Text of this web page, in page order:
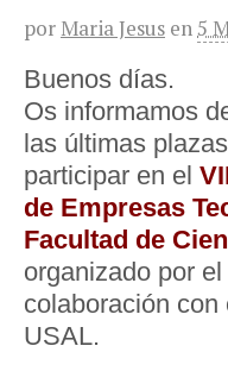
por Maria Jesus en5
Buenos días.
Os informamos
las últimas
participar en el
de Empresas
Facultad de
organizado por
colaboración
USAL.